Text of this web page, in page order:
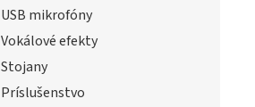
USB mikrofóny
Vokálové efekty
Stojany
Príslušenstvo